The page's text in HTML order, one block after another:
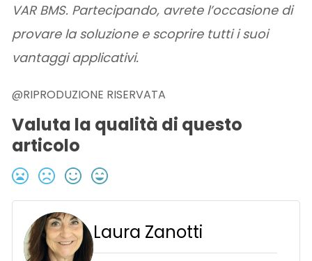
VAR BMS. Partecipando, avrete l’occasione di
provare la soluzione e scoprire tutti i suoi
vantaggi applicativi.
@RIPRODUZIONE RISERVATA
Valuta la qualità di questo
articolo
Laura Zanotti